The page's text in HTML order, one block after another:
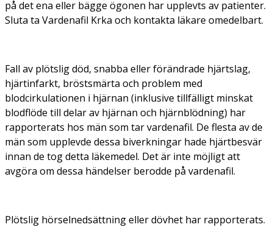
på det ena eller bägge ögonen har upplevts av patienter.
Sluta ta Vardenafil Krka och kontakta läkare omedelbart.
Fall av plötslig död, snabba eller förändrade hjärtslag,
hjärtinfarkt, bröstsmärta och problem med
blodcirkulationen i hjärnan (inklusive tillfälligt minskat
blodflöde till delar av hjärnan och hjärnblödning) har
rapporterats hos män som tar vardenafil. De flesta av de
män som upplevde dessa biverkningar hade hjärtbesvär
innan de tog detta läkemedel. Det är inte möjligt att
avgöra om dessa händelser berodde på vardenafil.
Plötslig hörselnedsättning eller dövhet har rapporterats.